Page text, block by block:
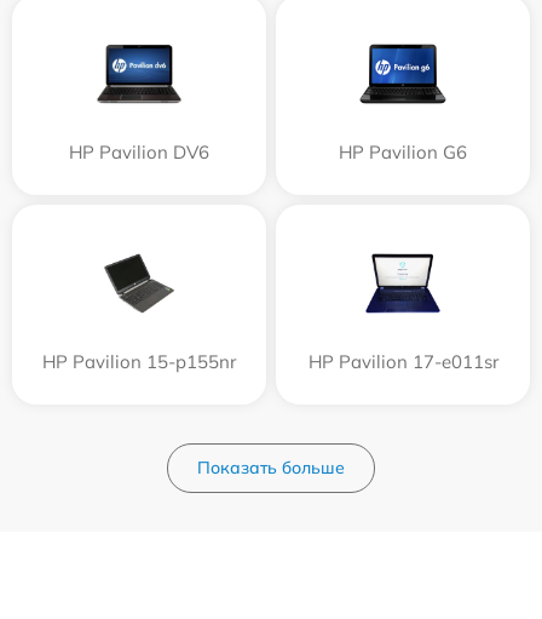
HP Pavilion DV6 HP Pavilion G6
HP Pavilion 15-p155nr HP Pavilion 17-e011sr
Показать больше